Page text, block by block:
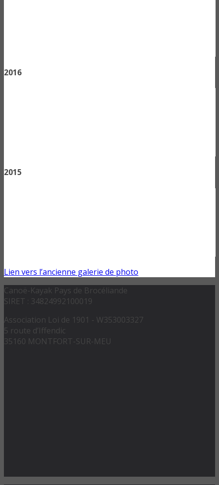
2016
2015
Lien vers l’ancienne galerie de photo
Canoë-Kayak Pays de Brocéliande
SIRET : 34824992100019
Association Loi de 1901 - W353003327
5 route d’Iffendic
35160 MONTFORT-SUR-MEU